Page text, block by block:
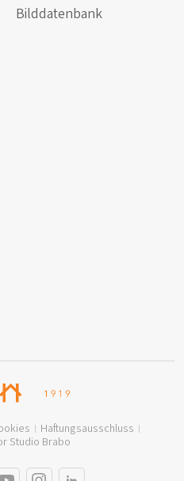
Bilddatenbank
Haftungsausschluss
Studio Brabo